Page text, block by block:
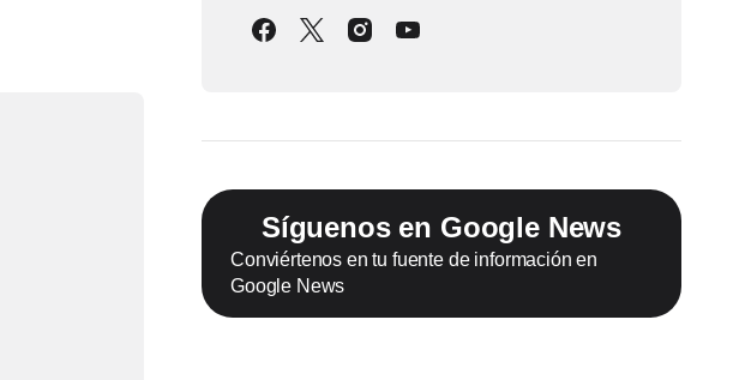
Síguenos en Google News
Conviértenos en tu fuente de información en
Google News